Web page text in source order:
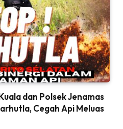
dan Polsek Jenamas
Cegah Api Meluas